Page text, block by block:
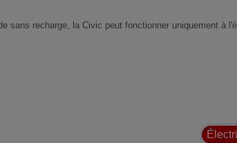
sans recharge, la Civic peut fonctionner uniquement à